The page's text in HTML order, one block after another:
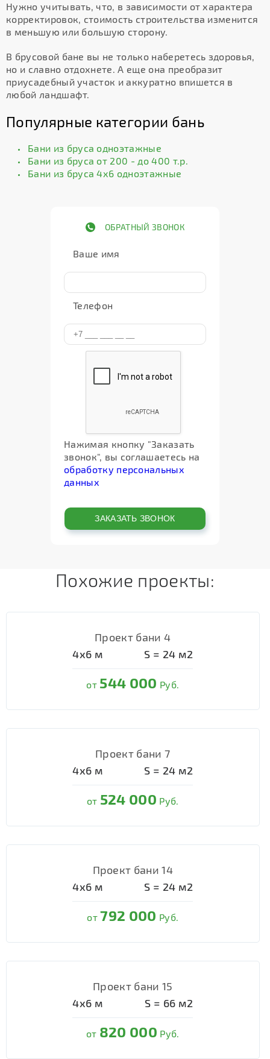
Нужно учитывать, что, в зависимости от характера
корректировок, стоимость строительства изменится
в меньшую или большую сторону.
В брусовой бане вы не только наберетесь здоровья,
но и славно отдохнете. А еще она преобразит
приусадебный участок и аккуратно впишется в
любой ландшафт.
Популярные категории бань
Бани из бруса одноэтажные
Бани из бруса от 200 - до 400 т.р.
Бани из бруса 4х6 одноэтажные
ОБРАТНЫЙ ЗВОНОК
Ваше имя
Телефон
Нажимая кнопку "Заказать
звонок", вы соглашаетесь на
обработку персональных
данных
Похожие проекты:
Проект бани 4
4х6 м S = 24 м2
от 544 000 Руб.
Проект бани 7
4х6 м S = 24 м2
от 524 000 Руб.
Проект бани 14
4х6 м S = 24 м2
от 792 000 Руб.
Проект бани 15
4х6 м S = 66 м2
от 820 000 Руб.